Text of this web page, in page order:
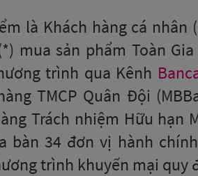
là Khách hàng cá nhân
mua sản phẩm Toàn
trình qua Kênh
TMCP Quân Đội
Trách nhiệm Hữu hạn
bàn 34 đơn vị hành
trình khuyến mại quy